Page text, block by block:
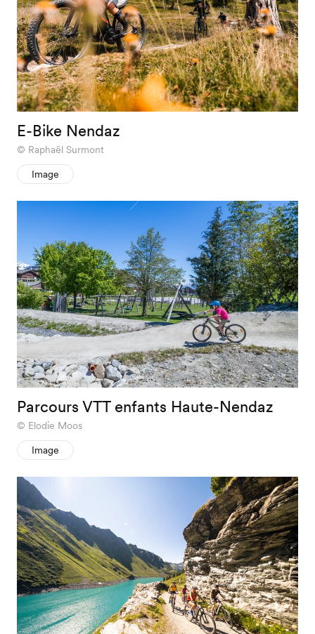
E-Bike Nendaz
Raphaël Surmont
Image
Parcours VTT enfants Haute-Nendaz
Elodie Moos
Image